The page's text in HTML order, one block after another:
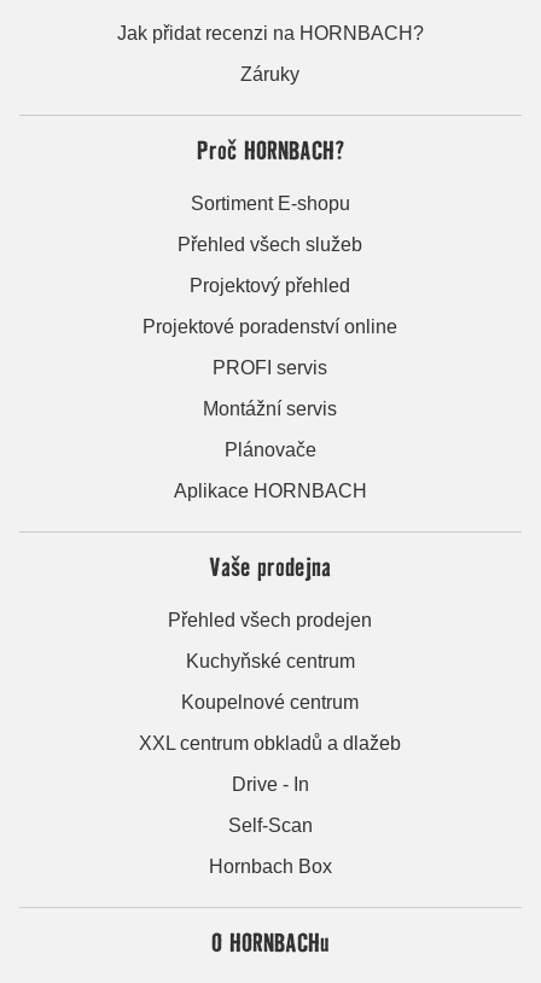
Jak přidat recenzi na HORNBACH?
Záruky
Proč HORNBACH?
Sortiment E-shopu
Přehled všech služeb
Projektový přehled
Projektové poradenství online
PROFI servis
Montážní servis
Plánovače
Aplikace HORNBACH
Vaše prodejna
Přehled všech prodejen
Kuchyňské centrum
Koupelnové centrum
XXL centrum obkladů a dlažeb
Drive - In
Self-Scan
Hornbach Box
O HORNBACHu